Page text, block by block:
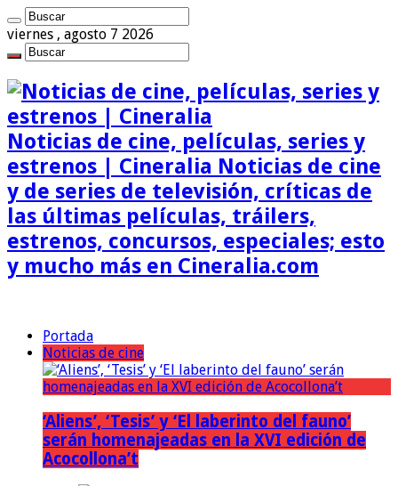
viernes , agosto 7 2026
Noticias de cine, películas, series y
estrenos | Cineralia Noticias de cine
y de series de televisión, críticas de
las últimas películas, tráilers,
estrenos, concursos, especiales; esto
y mucho más en Cineralia.com
Portada
Noticias de cine
‘Aliens’, ‘Tesis’ y ‘El laberinto del fauno’
serán homenajeadas en la XVI edición de
Acocollona’t